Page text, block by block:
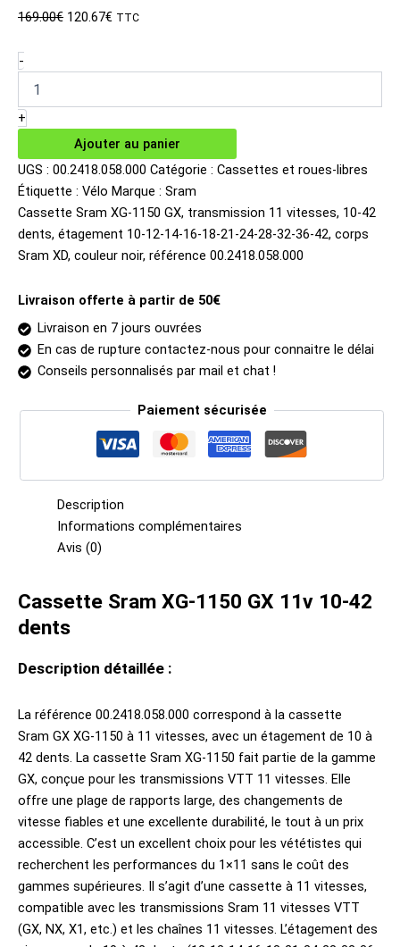
169.00€ Le
120.67€LeTTC
-
de
Cassette
Sram
XG-
GX
11v
10-
42
dents
+
Ajouter au panier
UGS : 00.2418.058.000 Catégorie : Cassettes et roues-libres
Étiquette : Vélo Marque : Sram
Cassette Sram XG-1150 GX, transmission 11 vitesses, 10-42
dents, étagement 10-12-14-16-18-21-24-28-32-36-42, corps
Sram XD, couleur noir, référence 00.2418.058.000
Livraison offerte à partir de 50€
Livraison en 7 jours ouvrées
En cas de rupture contactez-nous pour connaitre le délai
Conseils personnalisés par mail et chat !
Paiement sécurisée
Description
Informations complémentaires
Avis (0)
Cassette Sram XG-1150 GX 11v 10-42
dents
Description détaillée :
La référence 00.2418.058.000 correspond à la cassette
Sram GX XG-1150 à 11 vitesses, avec un étagement de 10 à
42 dents. La cassette Sram XG-1150 fait partie de la gamme
GX, conçue pour les transmissions VTT 11 vitesses. Elle
offre une plage de rapports large, des changements de
vitesse fiables et une excellente durabilité, le tout à un prix
accessible. C’est un excellent choix pour les vététistes qui
recherchent les performances du 1×11 sans le coût des
gammes supérieures. Il s’agit d’une cassette à 11 vitesses,
compatible avec les transmissions Sram 11 vitesses VTT
(GX, NX, X1, etc.) et les chaînes 11 vitesses. L’étagement des